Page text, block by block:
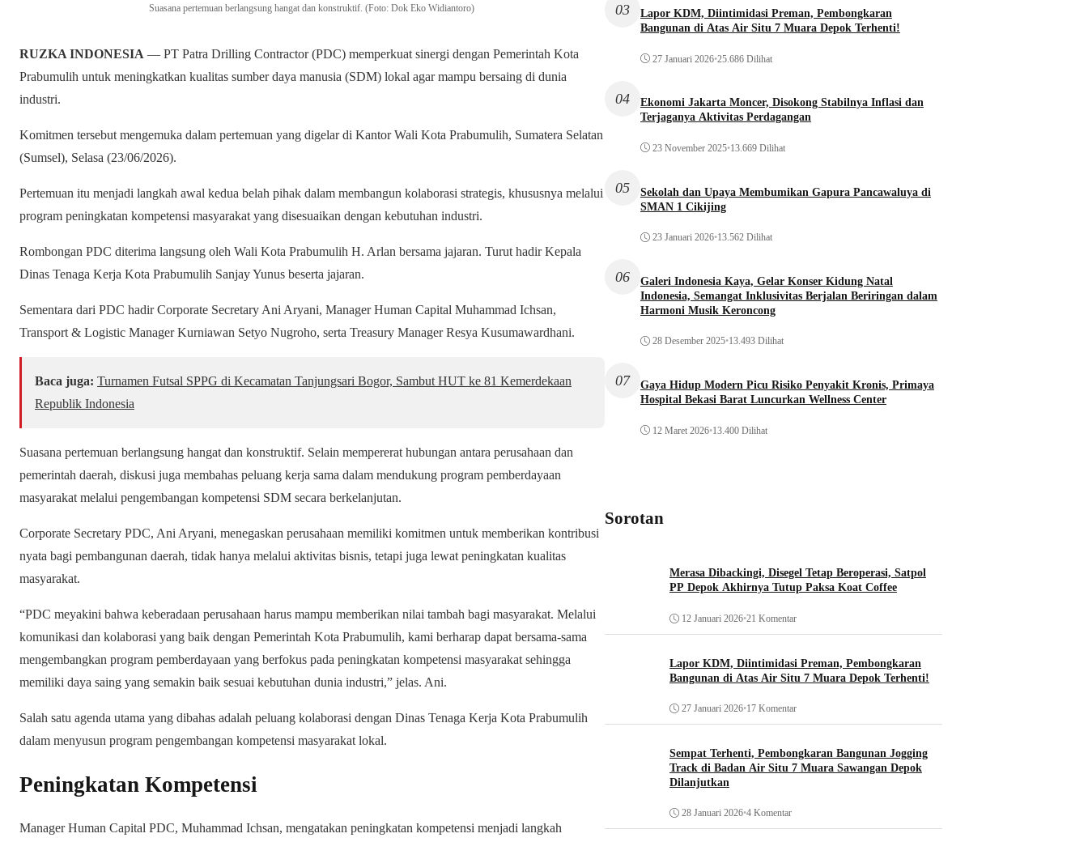
Suasana pertemuan berlangsung hangat dan konstruktif. (Foto: Dok Eko Widiantoro)
RUZKA INDONESIA — PT Patra Drilling Contractor (PDC) memperkuat sinergi dengan Pemerintah Kota
Prabumulih untuk meningkatkan kualitas sumber daya manusia (SDM) lokal agar mampu bersaing di dunia
industri.
Komitmen tersebut mengemuka dalam pertemuan yang digelar di Kantor Wali Kota Prabumulih, Sumatera Selatan
(Sumsel), Selasa (23/06/2026).
Pertemuan itu menjadi langkah awal kedua belah pihak dalam membangun kolaborasi strategis, khususnya melalui
program peningkatan kompetensi masyarakat yang disesuaikan dengan kebutuhan industri.
Rombongan PDC diterima langsung oleh Wali Kota Prabumulih H. Arlan bersama jajaran. Turut hadir Kepala
Dinas Tenaga Kerja Kota Prabumulih Sanjay Yunus beserta jajaran.
Sementara dari PDC hadir Corporate Secretary Ani Aryani, Manager Human Capital Muhammad Ichsan,
Transport & Logistic Manager Kurniawan Setyo Nugroho, serta Treasury Manager Resya Kusumawardhani.
Baca juga: Turnamen Futsal SPPG di Kecamatan Tanjungsari Bogor, Sambut HUT ke 81 Kemerdekaan
Republik Indonesia
Suasana pertemuan berlangsung hangat dan konstruktif. Selain mempererat hubungan antara perusahaan dan
pemerintah daerah, diskusi juga membahas peluang kerja sama dalam mendukung program pemberdayaan
masyarakat melalui pengembangan kompetensi SDM secara berkelanjutan.
Corporate Secretary PDC, Ani Aryani, menegaskan perusahaan memiliki komitmen untuk memberikan kontribusi
nyata bagi pembangunan daerah, tidak hanya melalui aktivitas bisnis, tetapi juga lewat peningkatan kualitas
masyarakat.
“PDC meyakini bahwa keberadaan perusahaan harus mampu memberikan nilai tambah bagi masyarakat. Melalui
komunikasi dan kolaborasi yang baik dengan Pemerintah Kota Prabumulih, kami berharap dapat bersama-sama
mengembangkan program pemberdayaan yang berfokus pada peningkatan kompetensi masyarakat sehingga
memiliki daya saing yang semakin baik sesuai kebutuhan dunia industri,” jelas. Ani.
Salah satu agenda utama yang dibahas adalah peluang kolaborasi dengan Dinas Tenaga Kerja Kota Prabumulih
dalam menyusun program pengembangan kompetensi masyarakat lokal.
Peningkatan Kompetensi
Manager Human Capital PDC, Muhammad Ichsan, mengatakan peningkatan kompetensi menjadi langkah
03
Lapor KDM, Diintimidasi Preman, Pembongkaran
Bangunan di Atas Air Situ 7 Muara Depok Terhenti!
27 Januari 2026•25.686 Dilihat
04
Ekonomi Jakarta Moncer, Disokong Stabilnya Inflasi dan
Terjaganya Aktivitas Perdagangan
23 November 2025•13.669 Dilihat
05
Sekolah dan Upaya Membumikan Gapura Pancawaluya di
SMAN 1 Cikijing
23 Januari 2026•13.562 Dilihat
06
Galeri Indonesia Kaya, Gelar Konser Kidung Natal
Indonesia, Semangat Inklusivitas Berjalan Beriringan dalam
Harmoni Musik Keroncong
28 Desember 2025•13.493 Dilihat
07
Gaya Hidup Modern Picu Risiko Penyakit Kronis, Primaya
Hospital Bekasi Barat Luncurkan Wellness Center
12 Maret 2026•13.400 Dilihat
Sorotan
Merasa Dibackingi, Disegel Tetap Beroperasi, Satpol
PP Depok Akhirnya Tutup Paksa Koat Coffee
12 Januari 2026•21 Komentar
Lapor KDM, Diintimidasi Preman, Pembongkaran
Bangunan di Atas Air Situ 7 Muara Depok Terhenti!
27 Januari 2026•17 Komentar
Sempat Terhenti, Pembongkaran Bangunan Jogging
Track di Badan Air Situ 7 Muara Sawangan Depok
Dilanjutkan
28 Januari 2026•4 Komentar